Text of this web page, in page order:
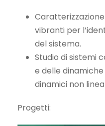
vibranti per
del sistema.
Studio di sistemi
e delle
dinamici non
Progetti: